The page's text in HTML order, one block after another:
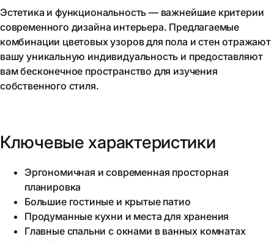
Эстетика и функциональность — важнейшие критерии
современного дизайна интерьера. Предлагаемые
комбинации цветовых узоров для пола и стен отражают
вашу уникальную индивидуальность и предоставляют
вам бесконечное пространство для изучения
собственного стиля.
Ключевые характеристики
Эргономичная и современная просторная
планировка
Большие гостиные и крытые патио
Продуманные кухни и места для хранения
Главные спальни с окнами в ванных комнатах